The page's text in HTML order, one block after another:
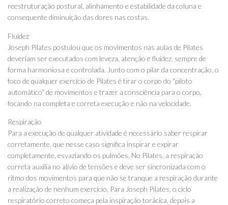
reestruturação postural, alinhamento e estabilidade da coluna e
consequente diminuição das dores nas costas.
Fluidez
Joseph Pilates postulou que os movimentos nas aulas de Pilates
deveriam ser executados com leveza, atenção e fluidez, sempre de
forma harmoniosa e controlada. Junto com o pilar da concentração, o
foco de qualquer exercício de Pilates é tirar o corpo do “piloto
automático” de movimentos e trazer a consciência para o corpo,
focando na completa e correta execução e não na velocidade.
Respiração
Para a execução de qualquer atividade é necessário saber respirar
corretamente, que nesse caso significa inspirar e expirar
completamente, esvaziando os pulmões. No Pilates, a respiração
correta auxilia no alívio de tensões e deve ser sincronizada com o
ritmo dos movimentos para que não se tranque a respiração durante
a realização de nenhum exercício. Para Joseph Pilates, o ciclo
respiratório correto começa pela inspiração torácica, depois a